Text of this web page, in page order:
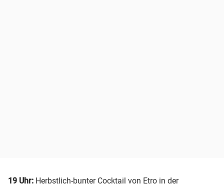
19 Uhr: Herbstlich-bunter Cocktail von Etro in der